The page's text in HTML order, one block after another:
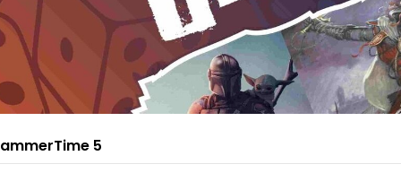
5